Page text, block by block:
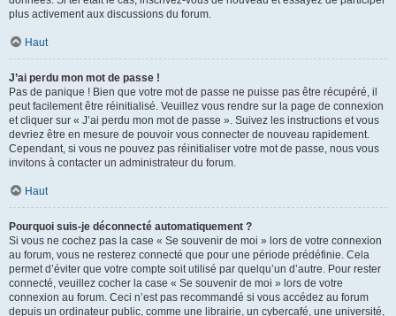
plus activement aux discussions du forum.
Haut
J’ai perdu mon mot de passe !
Pas de panique ! Bien que votre mot de passe ne puisse pas être récupéré, il
peut facilement être réinitialisé. Veuillez vous rendre sur la page de connexion
et cliquer sur « J’ai perdu mon mot de passe ». Suivez les instructions et vous
devriez être en mesure de pouvoir vous connecter de nouveau rapidement.
Cependant, si vous ne pouvez pas réinitialiser votre mot de passe, nous vous
invitons à contacter un administrateur du forum.
Haut
Pourquoi suis-je déconnecté automatiquement ?
Si vous ne cochez pas la case « Se souvenir de moi » lors de votre connexion
au forum, vous ne resterez connecté que pour une période prédéfinie. Cela
permet d’éviter que votre compte soit utilisé par quelqu’un d’autre. Pour rester
connecté, veuillez cocher la case « Se souvenir de moi » lors de votre
connexion au forum. Ceci n’est pas recommandé si vous accédez au forum
depuis un ordinateur public, comme une librairie, un cybercafé, une université,